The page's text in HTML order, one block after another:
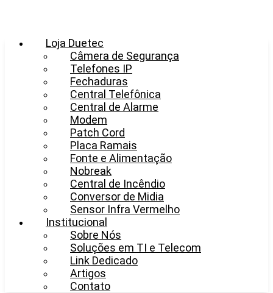
Loja Duetec
Câmera de Segurança
Telefones IP
Fechaduras
Central Telefônica
Central de Alarme
Modem
Patch Cord
Placa Ramais
Fonte e Alimentação
Nobreak
Central de Incêndio
Conversor de Midia
Sensor Infra Vermelho
Institucional
Sobre Nós
Soluções em TI e Telecom
Link Dedicado
Artigos
Contato